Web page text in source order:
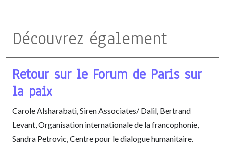
Découvrez également
Retour sur le Forum de Paris sur
la paix
Carole Alsharabati, Siren Associates/ Dalil, Bertrand
Levant, Organisation internationale de la francophonie,
Sandra Petrovic, Centre pour le dialogue humanitaire.